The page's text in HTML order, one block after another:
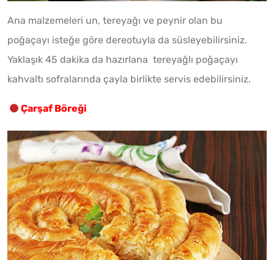
Ana malzemeleri un, tereyağı ve peynir olan bu
poğaçayı isteğe göre dereotuyla da süsleyebilirsiniz.
Yaklaşık 45 dakika da hazırlana tereyağlı poğaçayı
kahvaltı sofralarında çayla birlikte servis edebilirsiniz.
Çarşaf Böreği